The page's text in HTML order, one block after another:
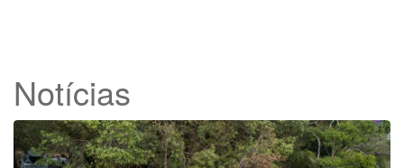
Notícias